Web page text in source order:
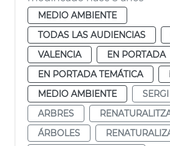
MEDIO AMBIENTE
TODAS LAS AUDIENCIAS
VALENCIA
EN PORTADA
EN PORTADA TEMÁTICA
MEDIO AMBIENTE
ARBRES
ÁRBOLES